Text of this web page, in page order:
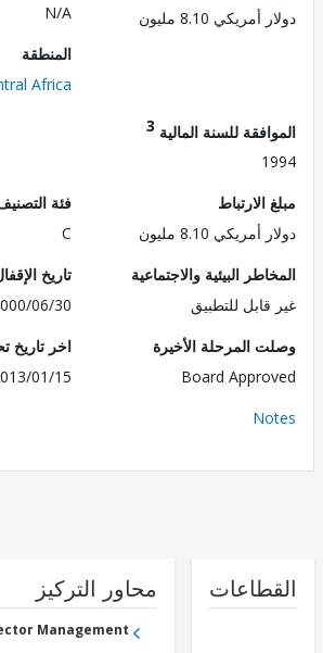
8.10 مليون
Central Africa
للسنة المالية3
8.10 مليون
فئة التصنيف البيئي
البيئية والاجتماعية
للتطبيق
تاريخ الإقفال
2000/06/30
المرحلة الأخيرة
Board
اخر تاريخ تحديث
2013/01/15
محاور التركيز
Sector Management